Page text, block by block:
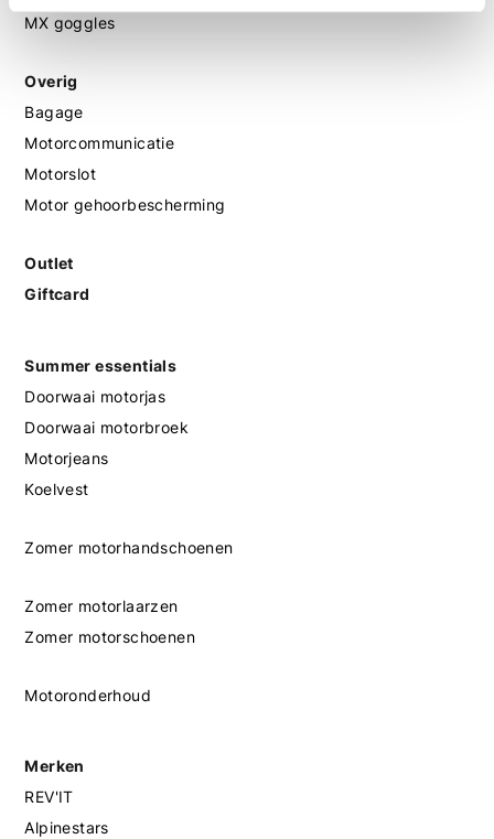
MX goggles
Overig
Bagage
Motorcommunicatie
Motorslot
Motor gehoorbescherming
Outlet
Giftcard
Summer essentials
Doorwaai motorjas
Doorwaai motorbroek
Motorjeans
Koelvest
Zomer motorhandschoenen
Zomer motorlaarzen
Zomer motorschoenen
Motoronderhoud
Merken
REV'IT
Alpinestars